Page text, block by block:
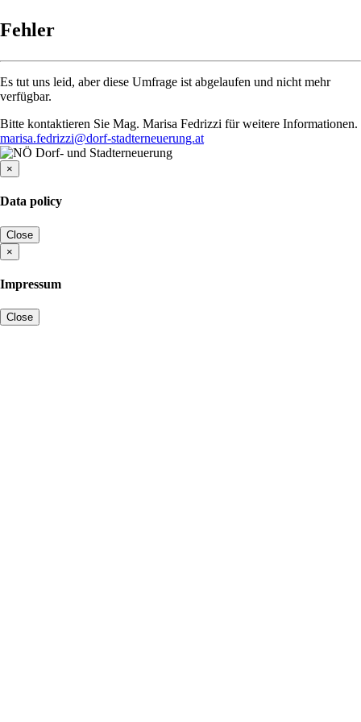
Fehler
Es tut uns leid, aber diese Umfrage ist abgelaufen und nicht mehr
verfügbar.
Bitte kontaktieren Sie Mag. Marisa Fedrizzi für weitere Informationen.
marisa.fedrizzi@dorf-stadterneuerung.at
×
Data policy
Close
×
Impressum
Close